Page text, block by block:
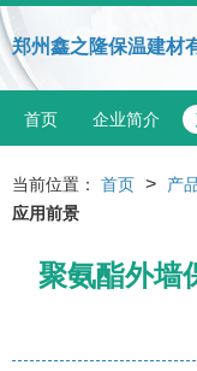
郑州鑫之隆保温建材
首页 企业简介
当前位置： 首页 > 产
应用前景
聚氨酯外墙